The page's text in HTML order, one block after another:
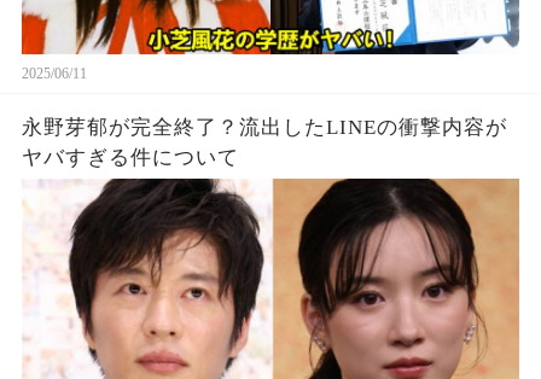
2025/06/11
永野芽郁が完全終了？流出したLINEの衝撃内容が
ヤバすぎる件について